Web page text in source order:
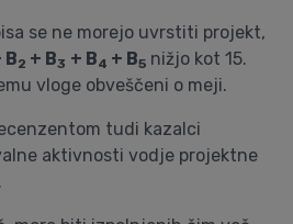
se ne morejo uvrstiti projekt,
B2 + B3 + B4 + B5 nižjo kot 15.
vloge obveščeni o meji.
tudi kazalci
aktivnosti vodje projektne